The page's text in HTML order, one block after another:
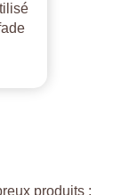
produits :